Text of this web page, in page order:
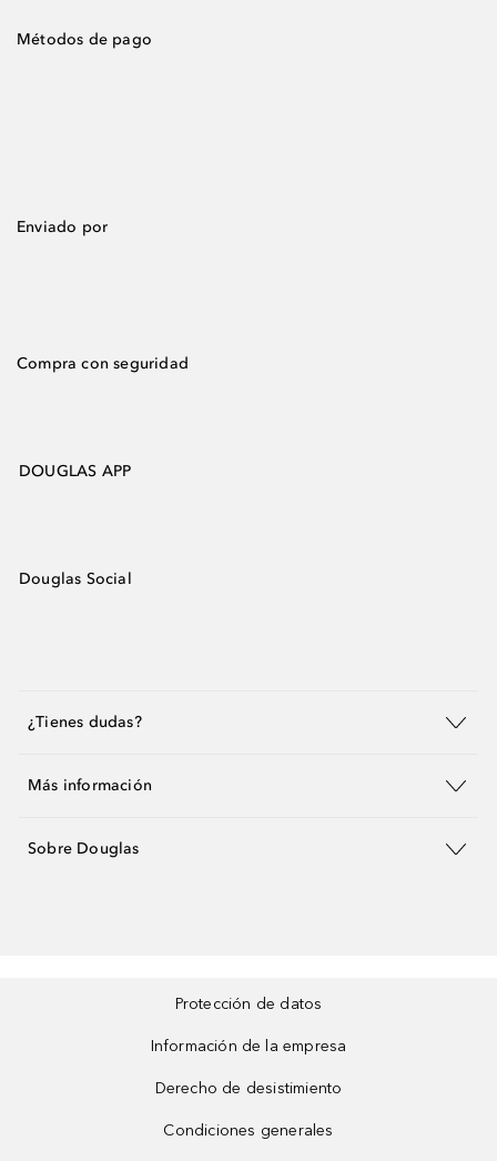
Métodos de pago
Enviado por
Compra con seguridad
DOUGLAS APP
Douglas Social
¿Tienes dudas?
Más información
Sobre Douglas
Protección de datos
Información de la empresa
Derecho de desistimiento
Condiciones generales